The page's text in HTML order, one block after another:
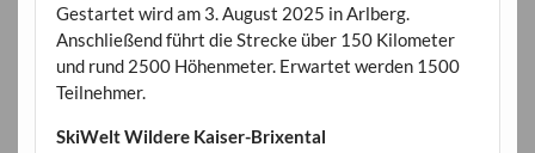
Gestartet wird am 3. August 2025 in Arlberg.
Anschließend führt die Strecke über 150 Kilometer
und rund 2500 Höhenmeter. Erwartet werden 1500
Teilnehmer.
SkiWelt Wildere Kaiser-Brixental